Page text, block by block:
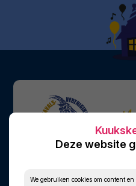
Deze website
We gebruiken cookies om content